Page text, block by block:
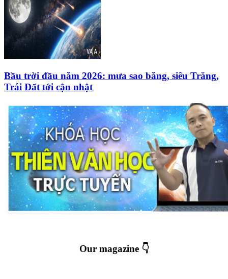
Bầu trời đầu năm 2026: mưa sao băng, siêu Trăng,
Trái Đất tới cận nhật
Our magazine 👇